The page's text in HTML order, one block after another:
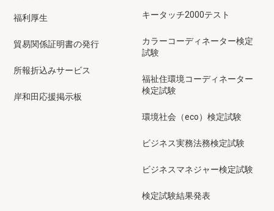
福利厚生
貿易関係証明書の発行
所報折込みサービス
岸和田応援掲示板
キータッチ2000テスト
カラーコーディネーター検定
試験
福祉住環境コーディネーター
検定試験
環境社会（eco）検定試験
ビジネス実務法務検定試験
ビジネスマネジャー検定試験
検定試験結果発表